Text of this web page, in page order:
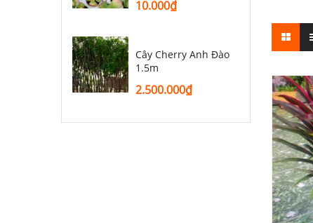
10.000₫
Cây Cherry Anh Đào
1.5m
2.500.000₫